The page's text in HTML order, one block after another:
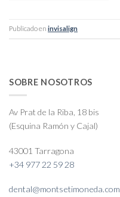
Publicado en invisalign
SOBRE NOSOTROS
Av Prat de la Riba, 18 bis
(Esquina Ramón y Cajal)
43001 Tarragona
+34 977 22 59 28
dental@montsetimoneda.com